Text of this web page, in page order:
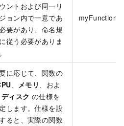
ントおよび同一リ
ョン内で一意であ
要があり、命名規
従う必要がありま
myFunction
に応じて、関数の
、 メモリ 、およ
ディスク の仕様を
します。仕様を設
ると、実際の関数